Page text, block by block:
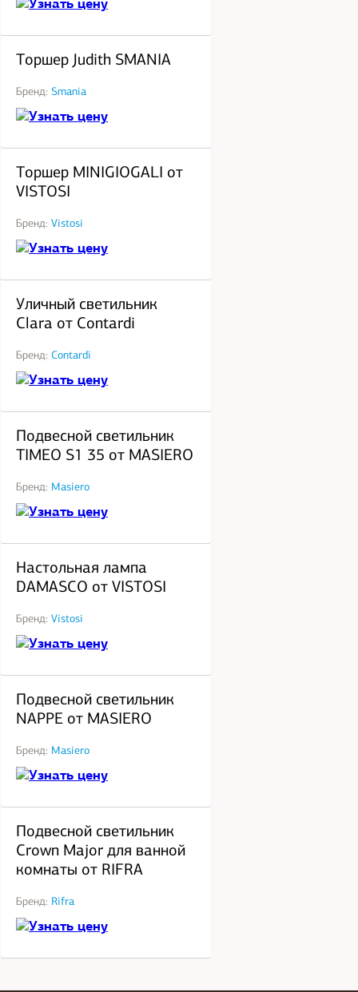
Узнать цену
Торшер Judith SMANIA
Бренд: Smania
Узнать цену
Торшер MINIGIOGALI от
VISTOSI
Бренд: Vistosi
Узнать цену
Уличный светильник
Clara от Contardi
Бренд: Contardi
Узнать цену
Подвесной светильник
TIMEO S1 35 от MASIERO
Бренд: Masiero
Узнать цену
Настольная лампа
DAMASCO от VISTOSI
Бренд: Vistosi
Узнать цену
Подвесной светильник
NAPPE от MASIERO
Бренд: Masiero
Узнать цену
Подвесной светильник
Crown Major для ванной
комнаты от RIFRA
Бренд: Rifra
Узнать цену